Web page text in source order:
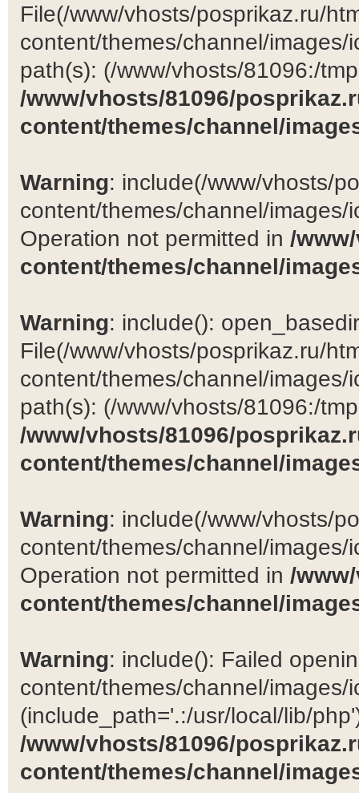
File(/www/vhosts/posprikaz.ru/
content/themes/channel/
path(s): (/www/vhosts/81096:/
/www/vhosts/81096/
content/themes/channel/
Warning: include(/www/vhosts/
content/themes/channel/
Operation not permitted in /
content/themes/channel/
Warning: include():
File(/www/vhosts/posprikaz.ru/
content/themes/channel/
path(s): (/www/vhosts/81096:/
/www/vhosts/81096/
content/themes/channel/
Warning: include(/www/vhosts/
content/themes/channel/
Operation not permitted in /
content/themes/channel/
Warning: include(): Failed
content/themes/channel/images/
(include_path='.:/usr/local/lib/
/www/vhosts/81096/
content/themes/channel/